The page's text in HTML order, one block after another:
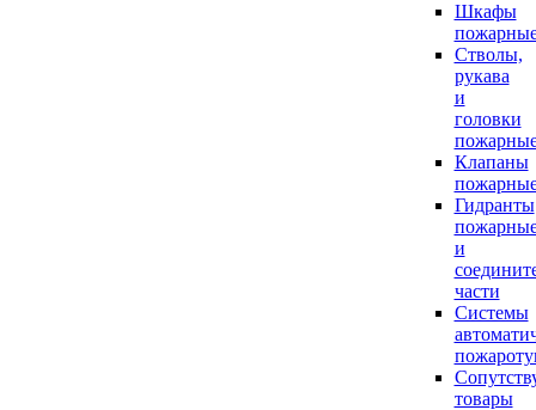
Шкафы
Стволы,
рукава
и
головки
Клапаны
Гидранты
и
части
Системы
товары